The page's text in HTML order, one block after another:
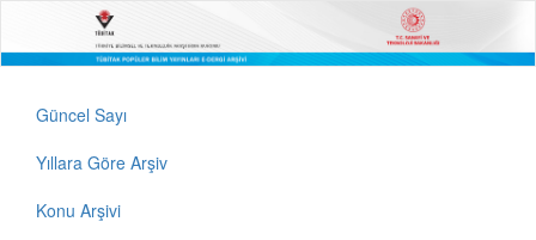
Güncel Sayı
Yıllara Göre Arşiv
Konu Arşivi